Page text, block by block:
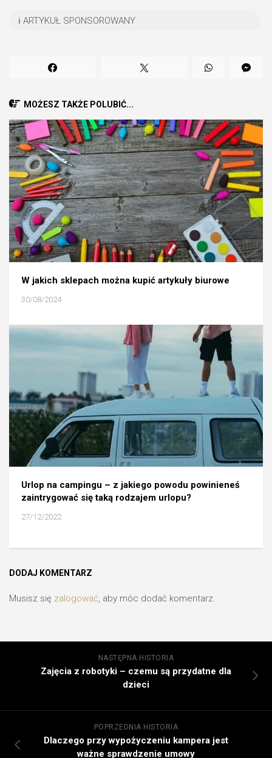
ℹ️ ARTYKUŁ SPONSOROWANY
MOŻESZ TAKŻE POLUBIĆ...
W jakich sklepach można kupić artykuły biurowe
30/08/2024
Urlop na campingu – z jakiego powodu powinieneś
zaintrygować się taką rodzajem urlopu?
27/12/2022
DODAJ KOMENTARZ
Musisz się zalogować, aby móc dodać komentarz.
NASTĘPNA HISTORIA
Zajęcia z robotyki – czemu są przydatne dla
dzieci
POPRZEDNIA HISTORIA
Dlaczego przy wypożyczeniu kampera jest
ważne sprawdzenie umowy